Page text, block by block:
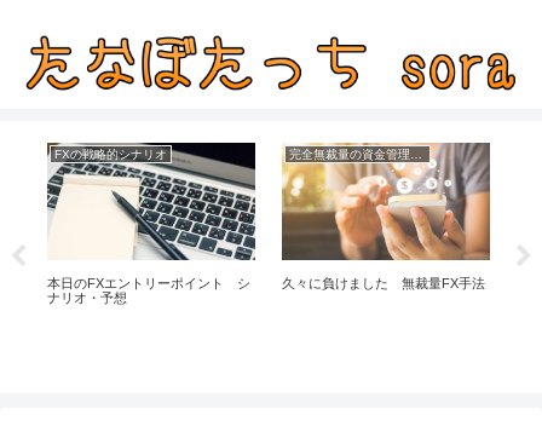
FXの戦略的シナリオ
本日のFXエントリーポイント シ
ナリオ・予想
久々に負けました 無裁量FX手法